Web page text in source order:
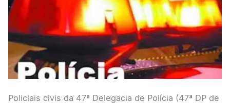
Policiais civis da 47ª Delegacia de Polícia (47ª DP de
mãe
em
Jardim
de
Piranhas